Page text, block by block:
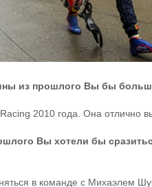
из прошлого Вы бы
2010 года. Она отлично
Вы хотели бы
в команде с Михаэлем